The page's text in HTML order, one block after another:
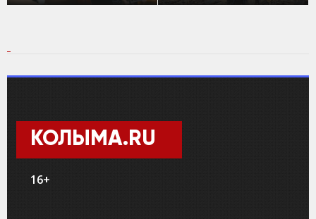
КОЛЫМА.RU
16+